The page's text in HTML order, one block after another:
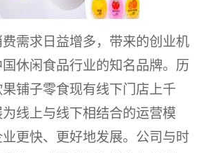
需求日益增多，带来的创业机
休闲食品行业的知名品牌。历
铺子零食现有线下门店上千
线上与线下相结合的运营模
更快、更好地发展。公司与时